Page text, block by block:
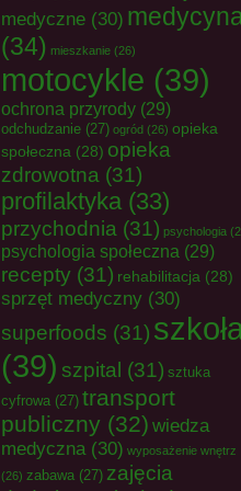
medyczne (30)
(34) mieszkanie (26)
motocykle (39)
ochrona przyrody (29)
odchudzanie (27) ogród (26) opieka
społeczna (28) opieka
zdrowotna (31)
profilaktyka (33)
przychodnia (31) psychologia
psychologia społeczna (29)
recepty (31) rehabilitacja (28)
sprzęt medyczny (30)
superfoods (31)
(39) szpital (31) sztuka
cyfrowa (27) transport
publiczny (32) wiedza
medyczna(30) wyposażenie wnętrz
(26) zabawa (27) zajęcia